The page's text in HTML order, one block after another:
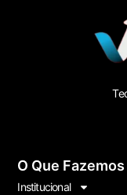
O Que Fazemos
Institucional